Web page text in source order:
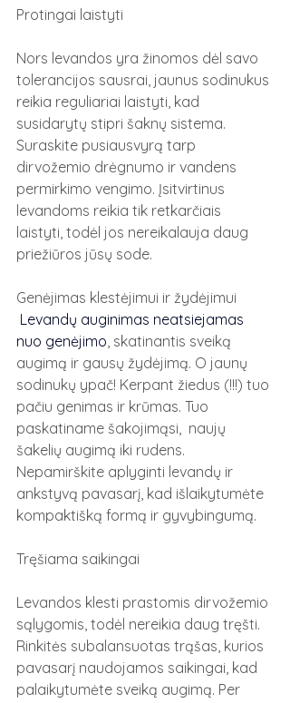
Protingai laistyti
Nors levandos yra žinomos dėl savo
tolerancijos sausrai, jaunus sodinukus
reikia reguliariai laistyti, kad
susidarytų stipri šaknų sistema.
Suraskite pusiausvyrą tarp
dirvožemio drėgnumo ir vandens
permirkimo vengimo. Įsitvirtinus
levandoms reikia tik retkarčiais
laistyti, todėl jos nereikalauja daug
priežiūros jūsų sode.
Genėjimas klestėjimui ir žydėjimui
Levandų auginimas neatsiejamas
nuo genėjimo, skatinantis sveiką
augimą ir gausų žydėjimą. O jaunų
sodinukų ypač! Kerpant žiedus (!!!) tuo
pačiu genimas ir krūmas. Tuo
paskatiname šakojimąsi,  naujų
šakelių augimą iki rudens.
Nepamirškite aplyginti levandų ir
ankstyvą pavasarį, kad išlaikytumėte
kompaktišką formą ir gyvybingumą.
Tręšiama saikingai
Levandos klesti prastomis dirvožemio
sąlygomis, todėl nereikia daug tręšti.
Rinkitės subalansuotas trąšas, kurios
pavasarį naudojamos saikingai, kad
palaikytumėte sveiką augimą. Per